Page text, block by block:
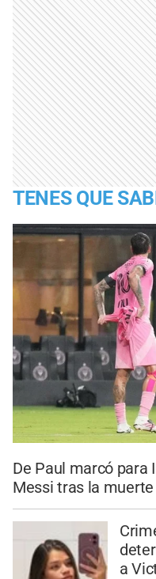
TENES QUE
De Paul marcó para
Messi tras la
a